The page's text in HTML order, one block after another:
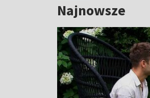
Najnowsze